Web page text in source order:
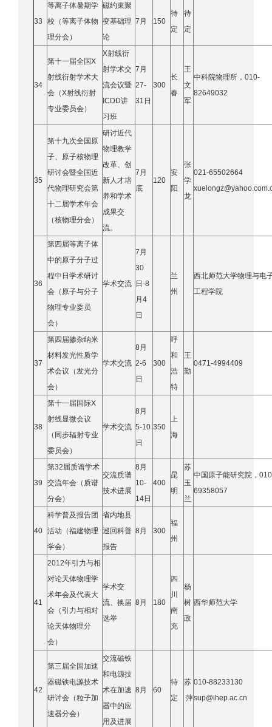
33
等离子体暑期学
校（等离子体物
理分会）
磁约束聚
变基础理
论
7月 150
待
定
待
定
34
第十一届全国X
射线衍射学术大
会（X射线衍射
专业委员会）
X射线衍
射学术交
流会议暨
ICDD讲
习班
7月
27-
31日
300
长
春
王
文
军
中科院物理所，010-
82649032
35
第十九次全国原
子、原子核物理
研讨会暨全国近
代物理研究会第
十二届学术年会
（核物理分会）
研讨近代
物理教学
改革、创
新人才培
养和学术
成果交
流。
7月
底
120
安
阳
张
学
龙
021-65502664
36
第四届等离子体
中的原子分子过
程中日学术研讨
会（原子与分子
物理专业委员
会）
学术交流
7月
30
日-8
月4
日
兰
州
西北师范大学物理与电
工程学院
37
第四届掺杂纳米
材料发光性质学
术会议（发光分
会）
学术交流
8月
2-6
日
300
呼
和
浩
特
王
勤
0471-4994409
38
第十一届国际X
射线显微会议
（同步辐射专业
委员会）
学术交流
8月
5-10
日
350
上
海
39
第32届质谱学术
交流年会（质谱
分会）
交流质谱
技术进展
8月
10-
14日
400
昆
明
苏
玉
兰
中国原子能研究院，
69358057
40
科学普及报告团
活动（福建物理
学会）
省内地县
巡回科普
报告
8月 300
福
州
41
2012年引力与相
对论天体物理学
术年会及代表大
会（引力与相对
论天体物理分
会）
学术交
流、换届
选举
8月 180
四
川
南
充
杨
树
政
西华师范大学
42
第三届全国加速
器磁铁电源技术
研讨会（粒子加
速器分会）
交流磁铁
和电源技
术在加速
器中的应
用及进展
8月 60
待
定
苏
萍
010-88233130
sup@ihep.ac.cn